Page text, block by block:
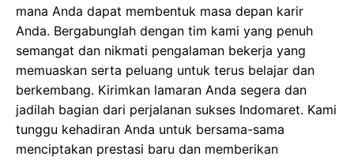
mana Anda dapat membentuk masa depan karir
Anda. Bergabunglah dengan tim kami yang penuh
semangat dan nikmati pengalaman bekerja yang
memuaskan serta peluang untuk terus belajar dan
berkembang. Kirimkan lamaran Anda segera dan
jadilah bagian dari perjalanan sukses Indomaret. Kami
tunggu kehadiran Anda untuk bersama-sama
menciptakan prestasi baru dan memberikan